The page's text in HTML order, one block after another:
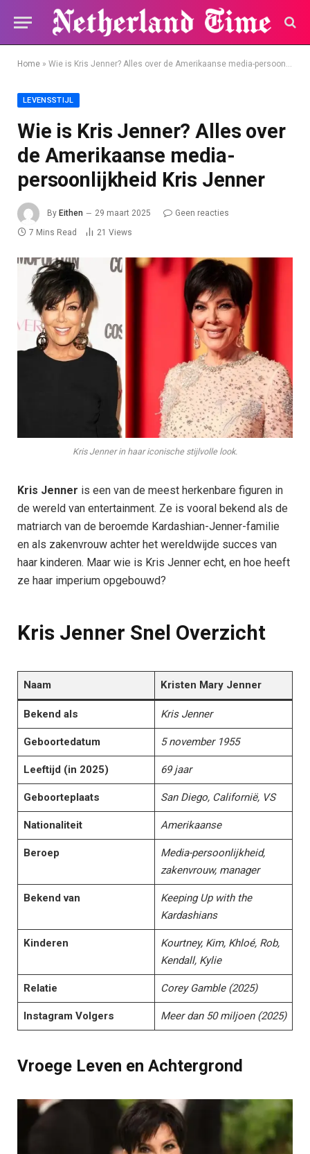
Home » Wie is Kris Jenner? Alles over de Amerikaanse media-persoonlijkheid Kris Jenner
LEVENSSTIJL
Wie is Kris Jenner? Alles over
de Amerikaanse media-
persoonlijkheid Kris Jenner
By Eithen 29 maart 2025
Geen reacties
7 Mins Read
21 Views
Kris Jenner in haar iconische stijlvolle look.
Kris Jenner is een van de meest herkenbare figuren in
de wereld van entertainment. Ze is vooral bekend als de
matriarch van de beroemde Kardashian-Jenner-familie
en als zakenvrouw achter het wereldwijde succes van
haar kinderen. Maar wie is Kris Jenner echt, en hoe heeft
ze haar imperium opgebouwd?
Kris Jenner Snel Overzicht
Naam Kristen Mary Jenner
Bekend als Kris Jenner
Geboortedatum 5 november 1955
Leeftijd (in 2025) 69 jaar
Geboorteplaats San Diego, Californië, VS
Nationaliteit Amerikaanse
Beroep
Media-persoonlijkheid,
zakenvrouw, manager
Bekend van
Keeping Up with the
Kardashians
Kinderen
Kourtney, Kim, Khloé, Rob,
Kendall, Kylie
Relatie Corey Gamble (2025)
Instagram Volgers Meer dan 50 miljoen (2025)
Vroege Leven en Achtergrond